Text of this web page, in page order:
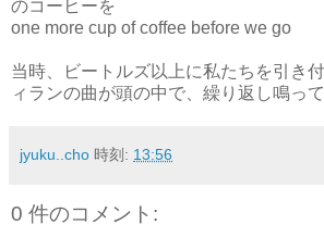
のコーヒーを
one more cup of coffee before we go
当時、ビートルズ以上に私たちを引き
ィランの曲が頭の中で、繰り返し鳴って
jyuku..cho 時刻: 13:56
0 件のコメント: